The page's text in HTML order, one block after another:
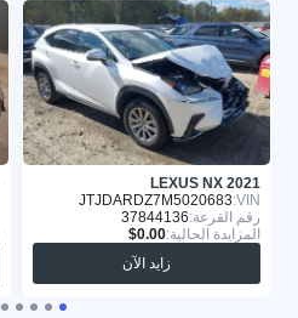
LEXUS NX 2021
VIN:
JTJDARDZ7M5020683
رقم القرعة:37844136
المزايدة الحالية:
زايد الآن